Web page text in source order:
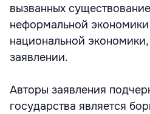
вызванных
неформальной экономики
национальной
заявлении.
Авторы заявления
государства является